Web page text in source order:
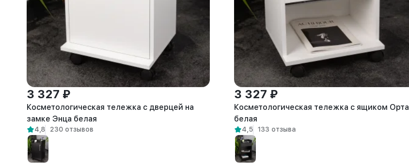
3 327 ₽
Косметологическая тележка с дверцей на
замке Энца белая
4,8 230 отзывов
3 327 ₽
Косметологическая тележка с ящиком Орта
белая
4,5 133 отзыва